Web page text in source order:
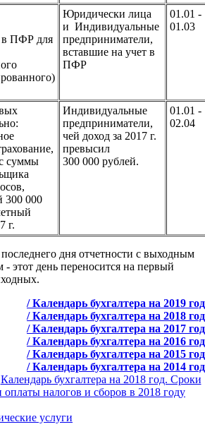
в ПФР для
Юридически лица
и Индивидуальные
предприниматели,
вставшие на учет в
ПФР
01.01 -
01.03
суммы
000
г.
Индивидуальные
предприниматели,
чей доход за 2017 г.
превысил
300 000 рублей.
01.01 -
02.04
дня отчетности с выходным
этот день переносится на первый
/ Календарь бухгалтера на 2019 год
/ Календарь бухгалтера на 2018 год
/ Календарь бухгалтера на 2017 год
/ Календарь бухгалтера на 2016 год
/ Календарь бухгалтера на 2015 год
/ Календарь бухгалтера на 2014 год
Календарь бухгалтера на 2018 год. Сроки
оплаты налогов и сборов в 2018 году
услуги